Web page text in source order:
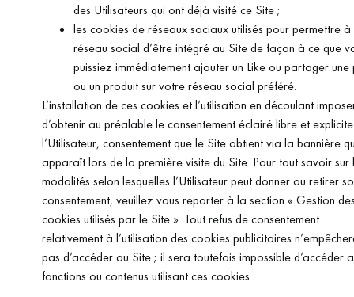
des Utilisateurs qui ont déjà visité ce Site ;
les cookies de réseaux sociaux utilisés pour permettre à
réseau social d’être intégré au Site de façon à ce que
puissiez immédiatement ajouter un Like ou partager une
ou un produit sur votre réseau social préféré.
L’installation de ces cookies et l’utilisation en découlant
d’obtenir au préalable le consentement éclairé libre et
l’Utilisateur, consentement que le Site obtient via la bannière
apparaît lors de la première visite du Site. Pour tout savoir sur
modalités selon lesquelles l’Utilisateur peut donner ou retirer
consentement, veuillez vous reporter à la section « Gestion
cookies utilisés par le Site ». Tout refus de consentement
relativement à l’utilisation des cookies publicitaires
pas d’accéder au Site ; il sera toutefois impossible d’accéder
fonctions ou contenus utilisant ces cookies.